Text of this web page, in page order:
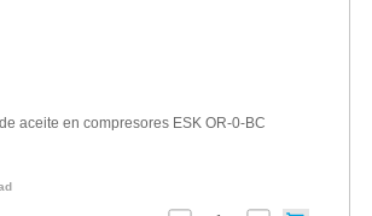
aceite en compresores ESK OR-0-BC